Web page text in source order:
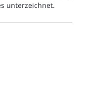
unterzeichnet.